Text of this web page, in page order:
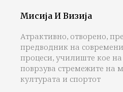
Мисија И Визија
Атрактивно, отворено,
предводник на
процеси, училиште кое
поврзува стремежите на
културата и спортот